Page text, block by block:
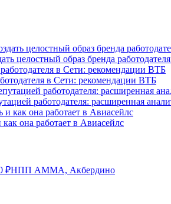
целостный образ бренда
в Сети: рекомендации ВТБ
работодателя: расширенная
она работает в Авиасейлс
₽НПП АММА, Акбердино